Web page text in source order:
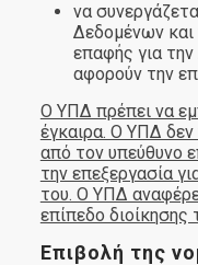
να
Δεδομένων και
επαφής για
αφορούν την
Ο ΥΠΔ πρέπει να
έγκαιρα. Ο ΥΠΔ δεν
από τον υπεύθυνο
την επεξεργασία
του. Ο ΥΠΔ
επίπεδο διοίκησης
Επιβολή της